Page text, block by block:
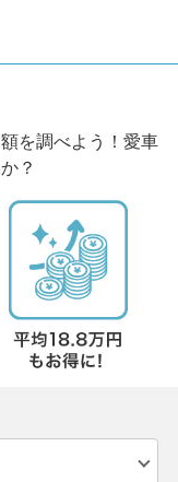
を調べよう！愛車
？